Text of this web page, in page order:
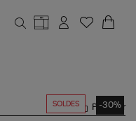
SOLDES -30%
Partager